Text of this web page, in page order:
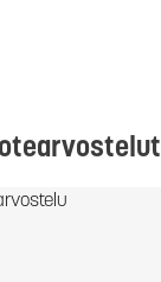
arvostelu